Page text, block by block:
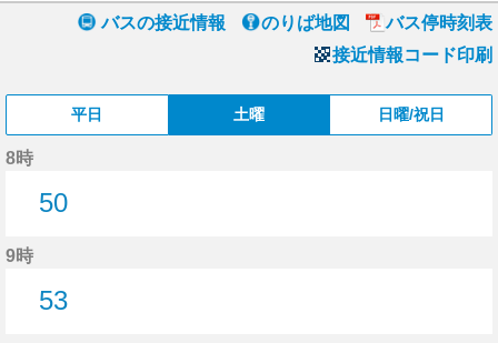
バスの接近情報 のりば地図
バス停時刻表
接近情報コード印刷
平日 土曜 日曜/祝日
8時
50
9時
53